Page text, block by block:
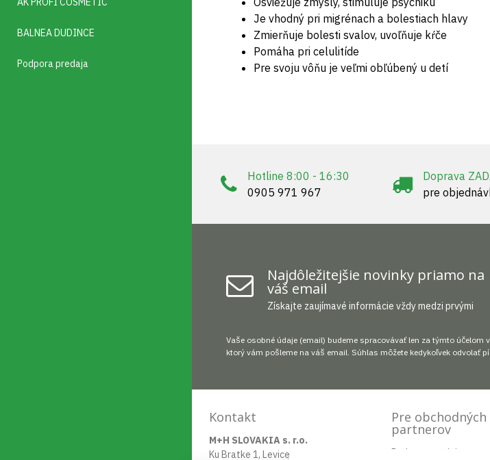
BALNEA DUDINCE
Podpora predaja
Je vhodný pri migrénach a bolestiach hlavy
Zmierňuje bolesti svalov, uvoľňuje kŕče
Pomáha pri celulitíde
Pre svoju vôňu je veľmi obľúbený u detí
Hotline 8:00 - 16:30
0905 971 967
Doprava
pre
Najdôležitejšie novinky priamo na
váš email
Získajte zaujímavé informácie vždy medzi prvými
Vaše osobné údaje (email) budeme spracovávať len za týmto
ktorý vám pošleme na váš email. Súhlas môžete kedykoľvek odvolať
Kontakt
M+H SLOVAKIA s. r.o.
Ku Bratke 1, Levice 934 05
Pre obchodných
partnerov
Podpora predaja